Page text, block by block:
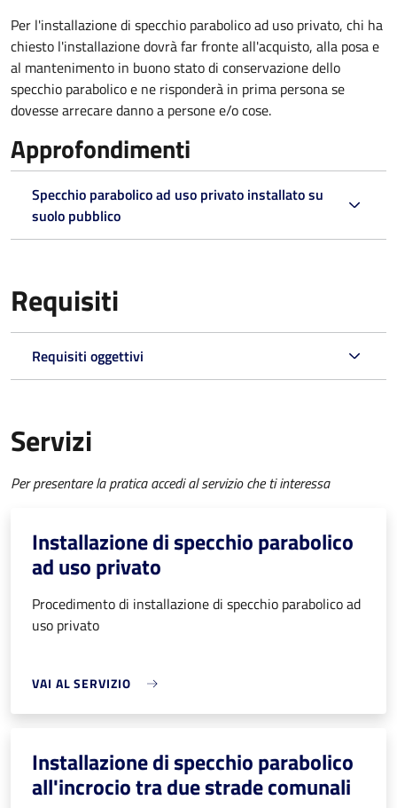
Per l'installazione di specchio parabolico ad uso privato, chi ha
chiesto l'installazione dovrà far fronte all'acquisto, alla posa e
al mantenimento in buono stato di conservazione dello
specchio parabolico e ne risponderà in prima persona se
dovesse arrecare danno a persone e/o cose.
Approfondimenti
Specchio parabolico ad uso privato installato su
suolo pubblico
Requisiti
Requisiti oggettivi
Servizi
Per presentare la pratica accedi al servizio che ti interessa
Installazione di specchio parabolico
ad uso privato
Procedimento di installazione di specchio parabolico ad
uso privato
VAI AL SERVIZIO
Installazione di specchio parabolico
all'incrocio tra due strade comunali